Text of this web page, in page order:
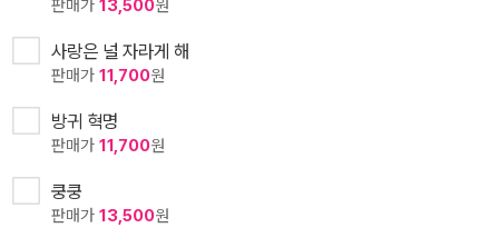
판매가 13,500원
사랑은 널 자라게 해
판매가 11,700원
방귀 혁명
판매가 11,700원
쿵쿵
판매가 13,500원